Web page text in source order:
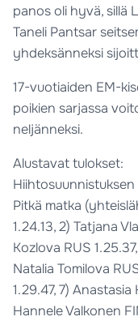
panos oli hyvä, sillä
Taneli Pantsar
yhdeksänneksi
17-vuotiaiden EM-
poikien sarjassa
neljänneksi.
Alustavat tulokset:
Hiihtosuunnistuksen
Pitkä matka
1.24.13, 2) Tatjana
Kozlova RUS
Natalia Tomilova
1.29.47, 7)
Hannele Valkonen